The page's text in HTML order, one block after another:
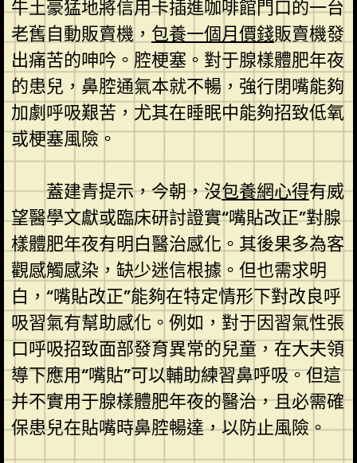
牛土豪猛地將信用卡插進咖啡館門口的一台
老舊自動販賣機， 包養一個月價錢販賣機發
出痛苦的呻吟。腔梗塞。對于腺樣體肥年夜
的患兒，鼻腔通氣本就不暢，強行閉嘴能夠
加劇呼吸艱苦，尤其在睡眠中能夠招致低氧
或梗塞風險。
蓋建青提示，今朝，沒包養網心得有威
望醫學文獻或臨床研討證實“嘴貼改正”對腺
樣體肥年夜有明白醫治感化。其後果多為客
觀感觸感染，缺少迷信根據。但也需求明
白，“嘴貼改正”能夠在特定情形下對改良呼
吸習氣有幫助感化。例如，對于因習氣性張
口呼吸招致面部發育異常的兒童，在大夫領
導下應用“嘴貼”可以輔助練習鼻呼吸。但這
并不實用于腺樣體肥年夜的醫治，且必需確
保患兒在貼嘴時鼻腔暢達，以防止風險。